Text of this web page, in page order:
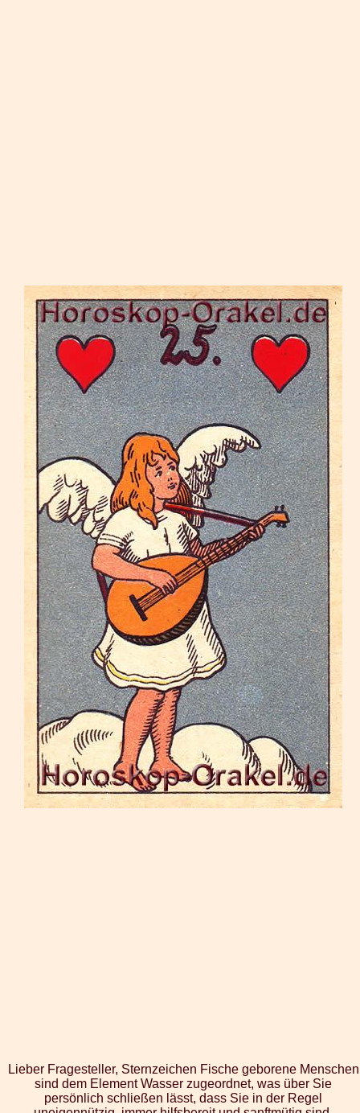
Lieber Fragesteller, Sternzeichen Fische geborene Menschen
sind dem Element Wasser zugeordnet, was über Sie
persönlich schließen lässt, dass Sie in der Regel